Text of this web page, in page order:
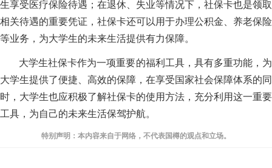
生享受医疗保险待遇；在退休、失业等情况下，社保卡也是领取
相关待遇的重要凭证，社保卡还可以用于办理公积金、养老保险
等业务，为大学生的未来生活提供有力保障。
大学生社保卡作为一项重要的福利工具，具有多重功能，为
大学生提供了便捷、高效的保障，在享受国家社会保障体系的同
时，大学生也应积极了解社保卡的使用方法，充分利用这一重要
工具，为自己的未来生活保驾护航。
特别声明：本内容来自于网络，不代表国樽的观点和立场。